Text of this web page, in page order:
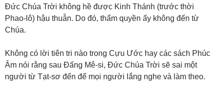
Đức Chúa Trời không hề được Kinh Thánh (trước thời
Phao-lô) hậu thuẫn. Do đó, thẩm quyền ấy không đến từ
Chúa.
Không có lời tiên tri nào trong Cựu Ước hay các sách Phúc
Âm nói rằng sau Đấng Mê-si, Đức Chúa Trời sẽ sai một
người từ Tạt-sơ đến để mọi người lắng nghe và làm theo.